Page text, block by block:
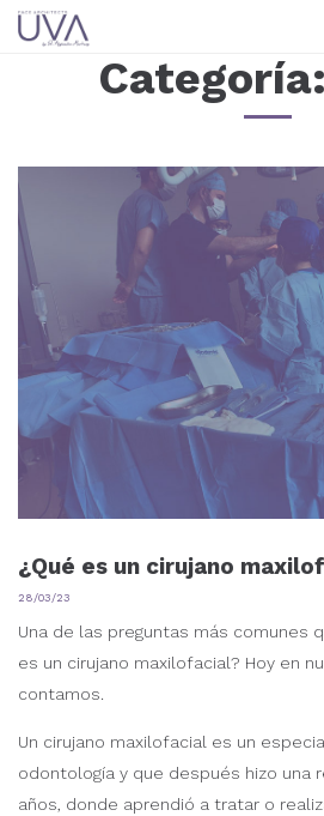
Categoría:
¿Qué es un cirujano
28/03/23
Una de las preguntas más comunes
es un cirujano maxilofacial? Hoy en
contamos.
Un cirujano maxilofacial es un
odontología y que después hizo una
años, donde aprendió a tratar o